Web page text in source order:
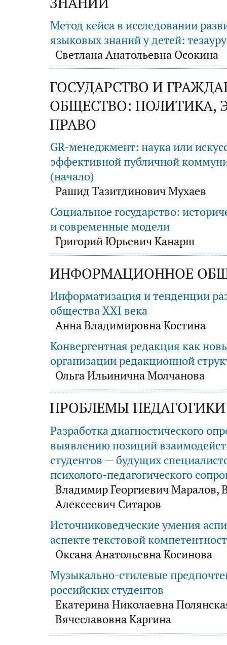
Метод кейса в исследовании
языковых знаний у детей:
Светлана Анатольевна Осокина
ГОСУДАРСТВО И
ОБЩЕСТВО: ПОЛИТИКА,
ПРАВО
GR-менеджмент: наука или
эффективной публичной
(начало)
Рашид Тазитдинович Мухаев
Социальное государство:
и современные модели
Григорий Юрьевич Канарш
ИНФОРМАЦИОННОЕ
Информатизация и тенденции
общества XXI века
Анна Владимировна Костина
Конвергентная редакция как
организации редакционной
Ольга Ильинична Молчанова
ПРОБЛЕМЫ
Разработка диагностического
выявлению позиций
студентов — будущих
психолого-педагогического
Владимир Георгиевич Маралов,
Алексеевич Ситаров
Источниковедческие умения
аспекте текстовой
Оксана Анатольевна Косинова
Музыкально-стилевые
российских студентов
Екатерина Николаевна
Вячеславовна Каргина